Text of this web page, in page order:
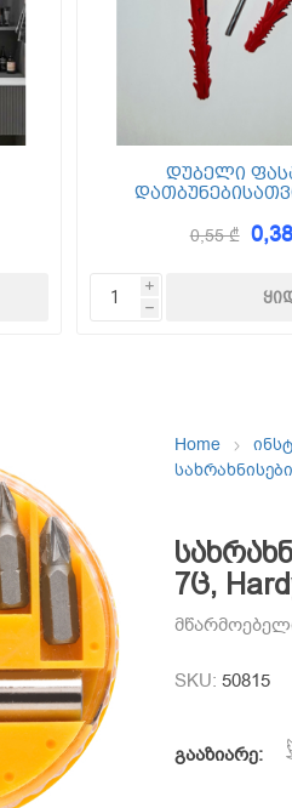
კედლის შემოსვები
Dekor
დუბელი
0,55 ₾
i
h
Home
7ც,
SKU: 50815
გააზიარე: